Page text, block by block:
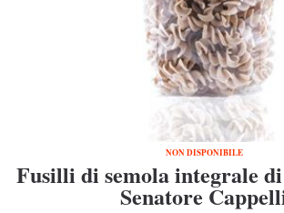
NON DISPONIBILE
Fusilli di semola integrale
Senatore